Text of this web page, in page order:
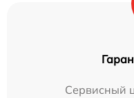
Сервисный